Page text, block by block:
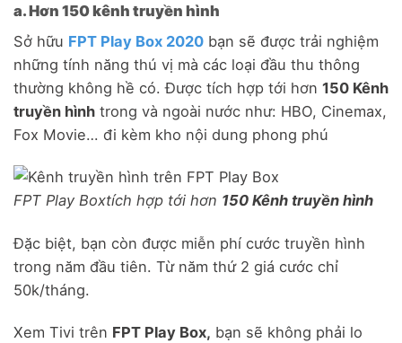
a. Hơn 150 kênh truyền hình
Sở hữu FPT Play Box 2020 bạn sẽ được trải nghiệm
những tính năng thú vị mà các loại đầu thu thông
thường không hề có. Được tích hợp tới hơn 150 Kênh
truyền hình trong và ngoài nước như: HBO, Cinemax,
Fox Movie… đi kèm kho nội dung phong phú
FPT Play Boxtích hợp tới hơn 150 Kênh truyền hình
Đặc biệt, bạn còn được miễn phí cước truyền hình
trong năm đầu tiên. Từ năm thứ 2 giá cước chỉ
50k/tháng.
Xem Tivi trên FPT Play Box, bạn sẽ không phải lo